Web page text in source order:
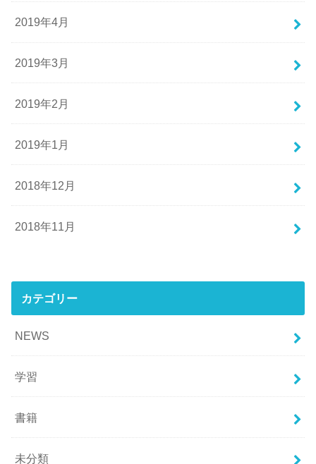
2019年4月
2019年3月
2019年2月
2019年1月
2018年12月
2018年11月
カテゴリー
NEWS
学習
書籍
未分類